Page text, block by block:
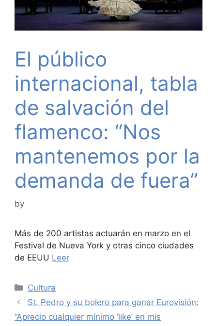
El público
internacional, tabla
de salvación del
flamenco: “Nos
mantenemos por la
demanda de fuera”
by
Más de 200 artistas actuarán en marzo en el
Festival de Nueva York y otras cinco ciudades
de EEUU Leer
Categories
Cultura
St. Pedro y su bolero para ganar Eurovisión:
“Aprecio cualquier mínimo ‘like’ en mis